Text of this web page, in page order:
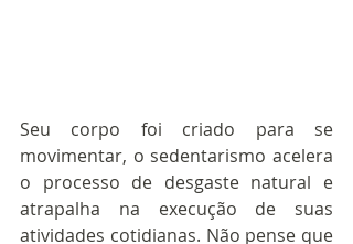
Seu corpo foi criado para se
movimentar, o sedentarismo acelera
o processo de desgaste natural e
atrapalha na execução de suas
atividades cotidianas. Não pense que